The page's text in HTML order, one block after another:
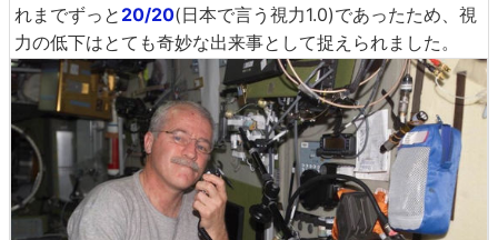
れまでずっと 20/20(日本で言う視力1.0)であったため、視
力の低下はとても奇妙な出来事として捉えられました。